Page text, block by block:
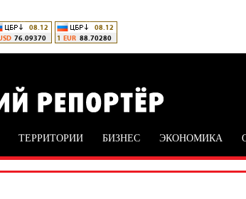
ТЕРРИТОРИИ БИЗНЕС ЭКОНОМИКА